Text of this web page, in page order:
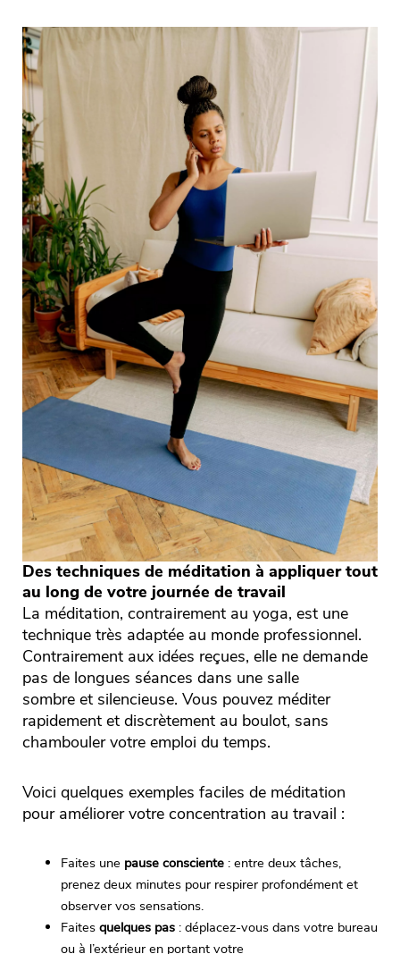
Des techniques de méditation à appliquer tout
au long de votre journée de travail
La méditation, contrairement au yoga, est une
technique très adaptée au monde professionnel.
Contrairement aux idées reçues, elle ne demande
pas de longues séances dans une salle
sombre et silencieuse. Vous pouvez méditer
rapidement et discrètement au boulot, sans
chambouler votre emploi du temps.
Voici quelques exemples faciles de méditation
pour améliorer votre concentration au travail :
Faites une pause consciente : entre deux tâches,
prenez deux minutes pour respirer profondément et
observer vos sensations.
Faitesquelques pas : déplacez-vous dans votre bureau
ou à l’extérieur en portant votre